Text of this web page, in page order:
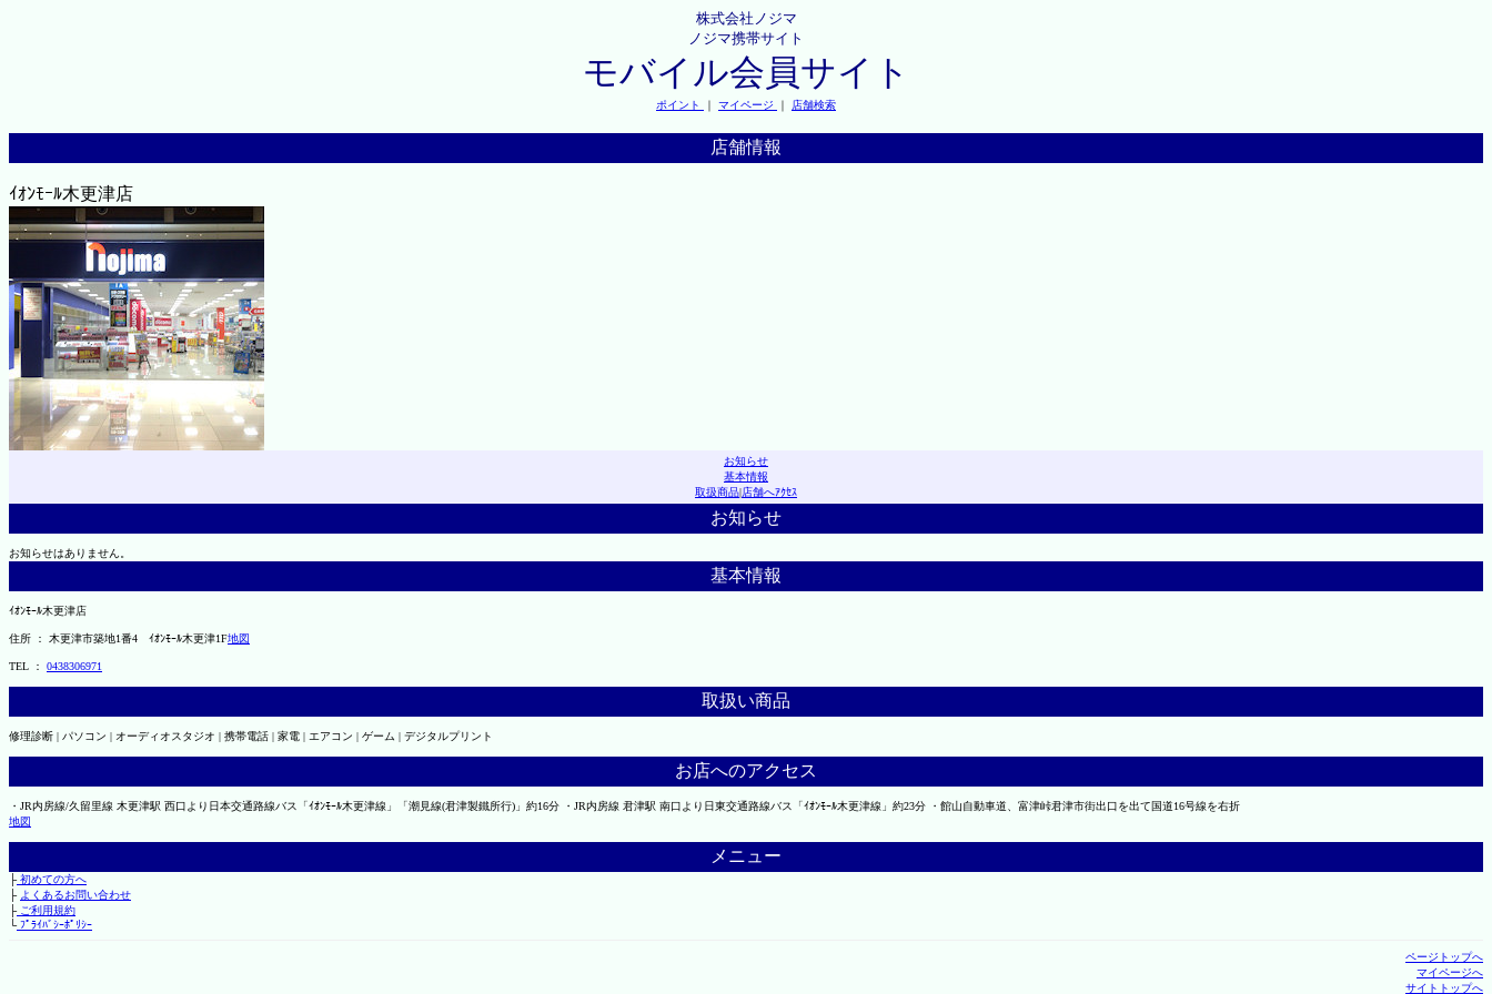
株式会社ノジマ
ノジマ携帯サイト
モバイル会員サイト
ポイント ｜ マイページ ｜ 店舗検索
店舗情報
ｲｵﾝﾓｰﾙ木更津店
お知らせ
基本情報
取扱商品|店舗へｱｸｾｽ
お知らせ
お知らせはありません。
基本情報
ｲｵﾝﾓｰﾙ木更津店
住所 ： 木更津市築地1番4 ｲｵﾝﾓｰﾙ木更津1F地図
TEL ： 0438306971
取扱い商品
修理診断 | パソコン | オーディオスタジオ | 携帯電話 | 家電 | エアコン | ゲーム | デジタルプリント
お店へのアクセス
・JR内房線/久留里線 木更津駅 西口より日本交通路線バス「ｲｵﾝﾓｰﾙ木更津線」「潮見線(君津製鐵所行)」約16分 ・JR内房線 君津駅 南口より日東交通路線バス「ｲｵﾝﾓｰﾙ木更津線」約23分 ・館山自動車道、富津峠君津市街出口を出て国道16号線を右折
地図
メニュー
├初めての方へ
├ よくあるお問い合わせ
├ご利用規約
└ﾌﾟﾗｲﾊﾞｼｰﾎﾟﾘｼｰ
ページトップへ
マイページへ
サイトトップへ